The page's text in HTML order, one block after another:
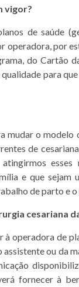
vigor?
de saúde
operadora, por
do Cartão
para
mudar o
de
esses
e que
de parto e
cesariana
operadora de
ou da
fornecer à